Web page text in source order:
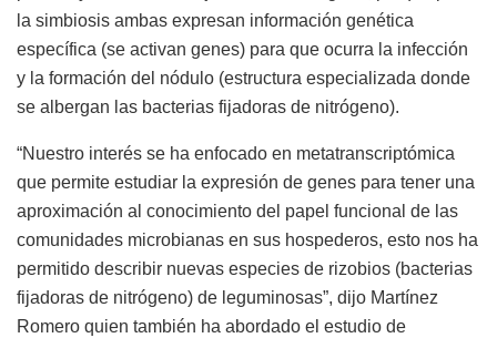
la simbiosis ambas expresan información genética
específica (se activan genes) para que ocurra la infección
y la formación del nódulo (estructura especializada donde
se albergan las bacterias fijadoras de nitrógeno).
“Nuestro interés se ha enfocado en metatranscriptómica
que permite estudiar la expresión de genes para tener una
aproximación al conocimiento del papel funcional de las
comunidades microbianas en sus hospederos, esto nos ha
permitido describir nuevas especies de rizobios (bacterias
fijadoras de nitrógeno) de leguminosas”, dijo Martínez
Romero quien también ha abordado el estudio de